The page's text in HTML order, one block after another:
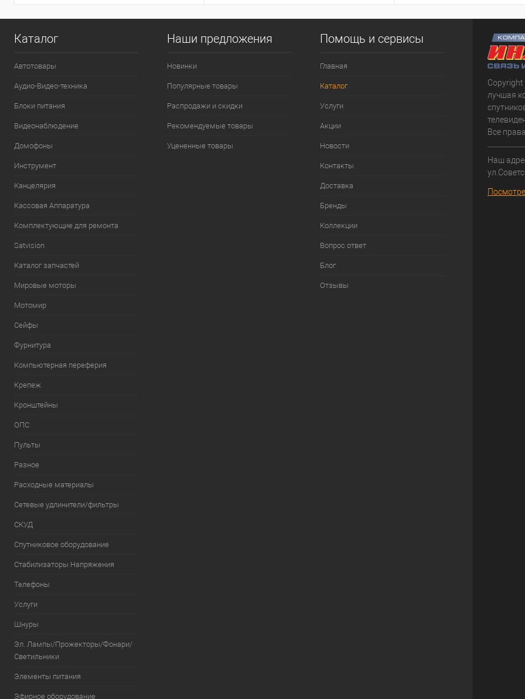
Каталог
Автотовары
Аудио-Видео-техника
Блоки питания
Видеонаблюдение
Домофоны
Инструмент
Канцелярия
Кассовая Аппаратура
Комплектующие для ремонта
Satvision
Каталог запчастей
Мировые моторы
Мотомир
Сейфы
Фурнитура
Компьютерная переферия
Крепеж
Кронштейны
ОПС
Пульты
Разное
Расходные материалы
Сетевые удлинители/фильтры
СКУД
Спутниковое оборудование
Стабилизаторы Напряжения
Телефоны
Услуги
Шнуры
Эл. Лампы/Прожекторы/Фонари/
Светильники
Элементы питания
Эфирное оборудование
Наши предложения
Новинки
Популярные товары
Распродажи и скидки
Рекомендуемые товары
Уцененные товары
Помощь и сервисы
Главная
Каталог
Услуги
Акции
Новости
Контакты
Доставка
Бренды
Коллекции
Вопрос ответ
Блог
Отзывы
лучшая
Все
Наш